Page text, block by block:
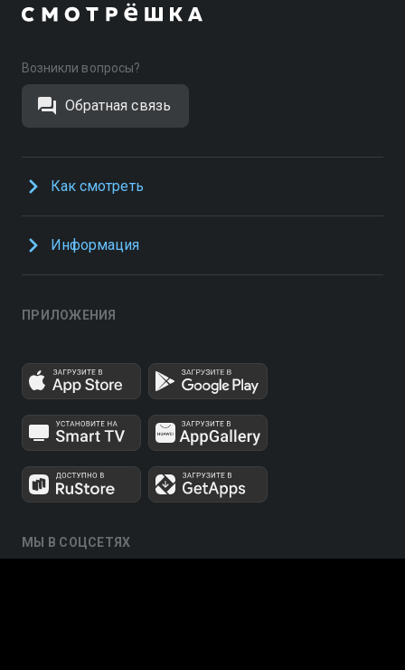
Возникли вопросы?
Обратная связь
Как смотреть
Информация
ПРИЛОЖЕНИЯ
МЫ В СОЦСЕТЯХ